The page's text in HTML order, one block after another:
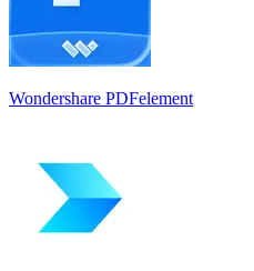
Wondershare PDFelement